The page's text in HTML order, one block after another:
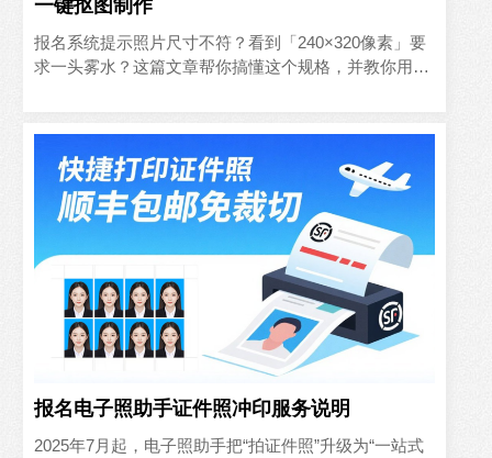
一键抠图制作
报名系统提示照片尺寸不符？看到「240×320像素」要
求一头雾水？这篇文章帮你搞懂这个规格，并教你用手
报名电子照助手证件照冲印服务说明
2025年7月起，电子照助手把“拍证件照”升级为“一站式